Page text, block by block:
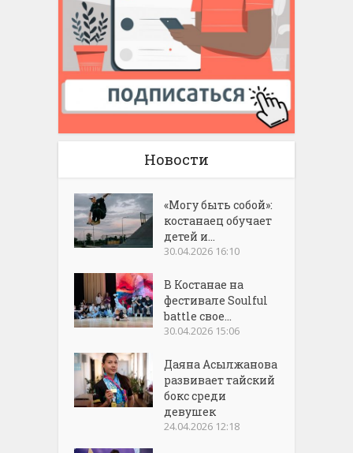
Новости
«Могу быть собой»:
костанаец обучает
детей и...
30.04.2026 16:10
В Костанае на
фестивале Soulful
battle свое...
30.04.2026 15:06
Даяна Асылжанова
развивает тайский
бокс среди
девушек
24.04.2026 12:18